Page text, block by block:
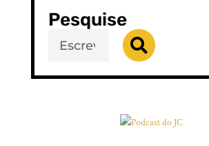
Pesquise